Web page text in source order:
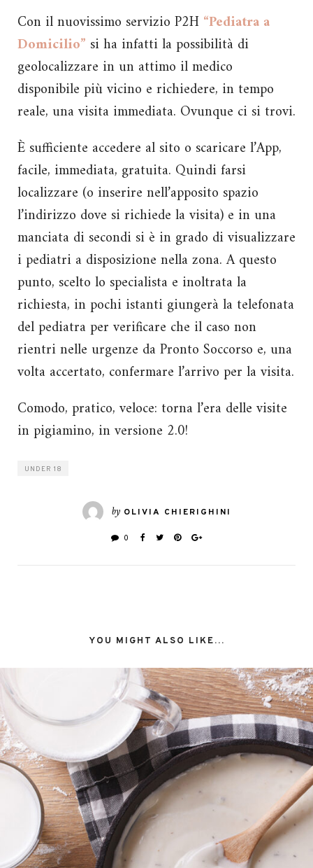
Con il nuovissimo servizio P2H “Pediatra a
Domicilio” si ha infatti la possibilità di
geolocalizzare in un attimo il medico
disponibile più vicino e richiedere, in tempo
reale, una visita immediata. Ovunque ci si trovi.
È sufficiente accedere al sito o scaricare l’App,
facile, immediata, gratuita. Quindi farsi
localizzare (o inserire nell’apposito spazio
l’indirizzo dove si richiede la visita) e in una
manciata di secondi si è in grado di visualizzare
i pediatri a disposizione nella zona. A questo
punto, scelto lo specialista e inoltrata la
richiesta, in pochi istanti giungerà la telefonata
del pediatra per verificare che il caso non
rientri nelle urgenze da Pronto Soccorso e, una
volta accertato, confermare l’arrivo per la visita.
Comodo, pratico, veloce: torna l’era delle visite
in pigiamino, in versione 2.0!
UNDER 18
by OLIVIA CHIERIGHINI
0
YOU MIGHT ALSO LIKE...